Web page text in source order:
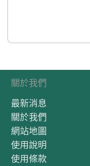
關於我們
最新消息
關於我們
網站地圖
使用說明
使用條款